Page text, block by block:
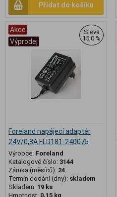
Přidat do košíku
Akce
Výprodej
Sleva
15,0 %
Foreland napájecí adaptér
24V/0,8A FLD181-240075
Výrobce: Foreland
Katalogové číslo: 3144
Záruka (měsíců): 24
Termín dodání (dny): skladem
Skladem: 19 ks
Hmotnost: 0,15 kg